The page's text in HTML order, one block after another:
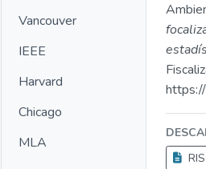
Vancouver
IEEE
Harvard
Chicago
MLA